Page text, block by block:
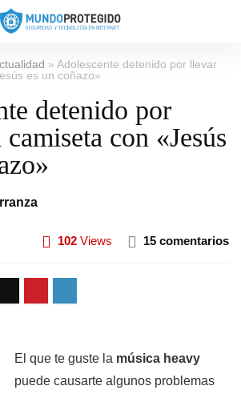
» Adolescente detenido por llevar
es un coñazo»
detenido por
con «Jesús
102 Views 15 comentarios
El que te guste la música heavy
puede causarte algunos problemas